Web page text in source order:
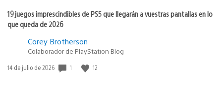
19 juegos imprescindibles de PS5 que llegarán a vuestras pantallas en lo
que queda de 2026
Corey Brotherson
Colaborador de PlayStation Blog
Fecha
14 de julio de 2026 1 12